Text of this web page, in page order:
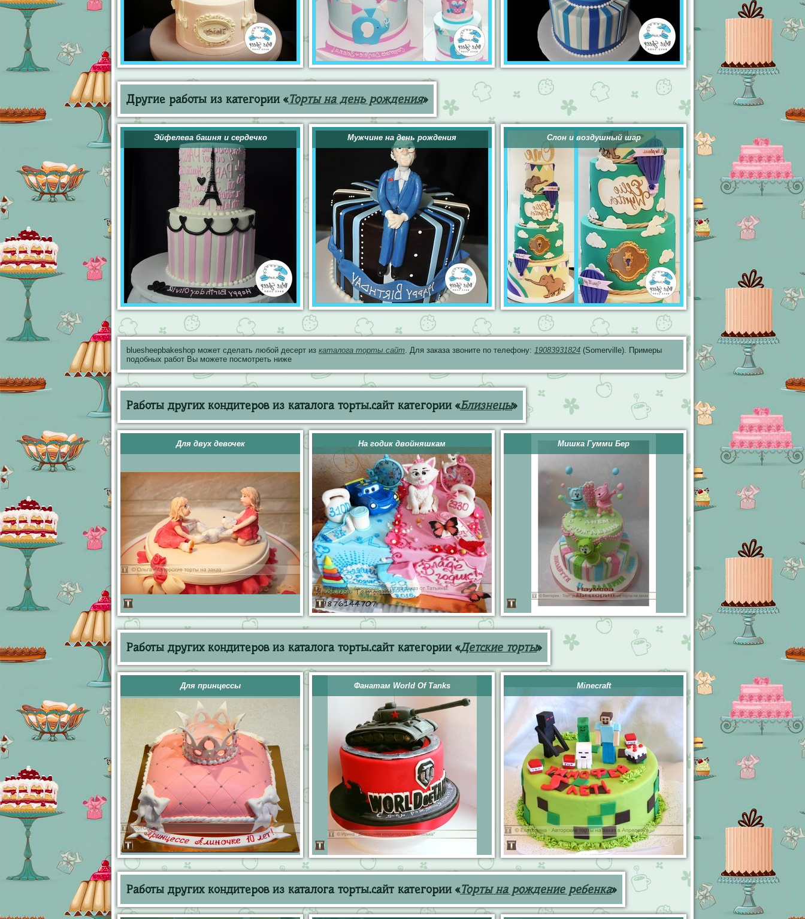
Другие работы из категории «Торты на день рождения»
Эйфелева башня и сердечко Мужчине на день рождения Слон и воздушный шар
bluesheepbakeshop может сделать любой десерт из каталога торты.сайт. Для заказа звоните по телефону: 19083931824 (Somerville). Примеры
подобных работ Вы можете посмотреть ниже
Работы других кондитеров из каталога торты.сайт категории «Близнецы»
Для двух девочек На годик двойняшкам Мишка Гумми Бер
Работы других кондитеров из каталога торты.сайт категории «Детские торты»
Для принцессы Фанатам World Of Tanks Minecraft
Работы других кондитеров из каталога торты.сайт категории «Торты на рождение ребенка»